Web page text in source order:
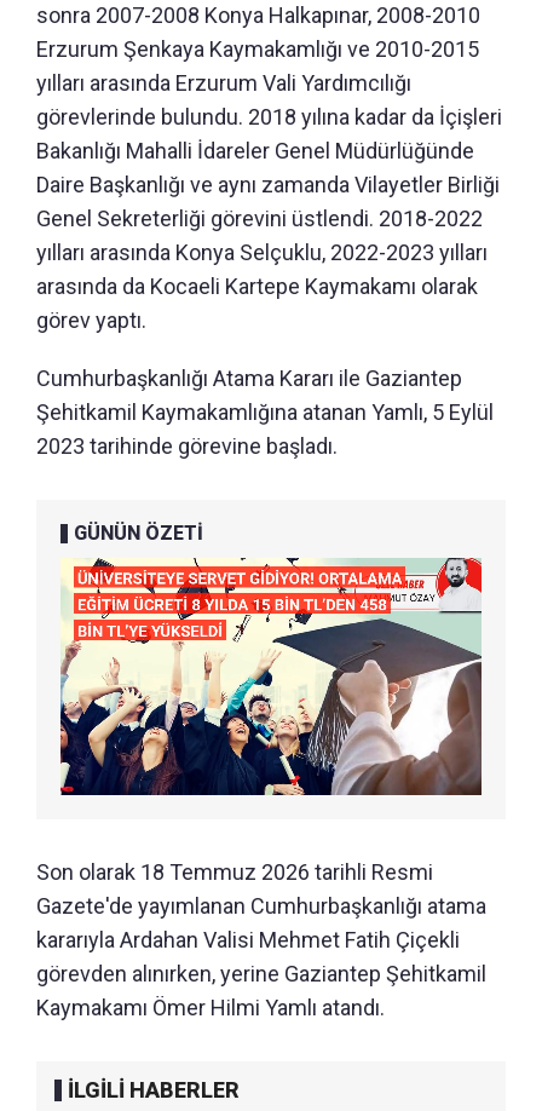
sonra 2007-2008 Konya Halkapınar, 2008-2010
Erzurum Şenkaya Kaymakamlığı ve 2010-2015
yılları arasında Erzurum Vali Yardımcılığı
görevlerinde bulundu. 2018 yılına kadar da İçişleri
Bakanlığı Mahalli İdareler Genel Müdürlüğünde
Daire Başkanlığı ve aynı zamanda Vilayetler Birliği
Genel Sekreterliği görevini üstlendi. 2018-2022
yılları arasında Konya Selçuklu, 2022-2023 yılları
arasında da Kocaeli Kartepe Kaymakamı olarak
görev yaptı.
Cumhurbaşkanlığı Atama Kararı ile Gaziantep
Şehitkamil Kaymakamlığına atanan Yamlı, 5 Eylül
2023 tarihinde görevine başladı.
GÜNÜN ÖZETİ
Son olarak 18 Temmuz 2026 tarihli Resmi
Gazete'de yayımlanan Cumhurbaşkanlığı atama
kararıyla Ardahan Valisi Mehmet Fatih Çiçekli
görevden alınırken, yerine Gaziantep Şehitkamil
Kaymakamı Ömer Hilmi Yamlı atandı.
İLGİLİ HABERLER